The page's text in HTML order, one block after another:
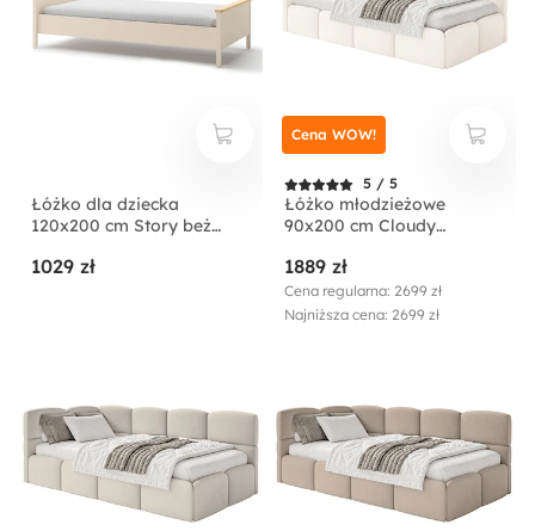
Łóżko dla dziecka
120x200 cm Story beż
bielona
1029 zł
5 / 5
Łóżko młodzieżowe
90x200 cm Cloudy
pojemnikiem kremowe
welur hydrofobowy
łatwoczyszczący
1889 zł
Cena regularna: 2699 zł
Najniższa cena: 2699 zł
Cena WOW!